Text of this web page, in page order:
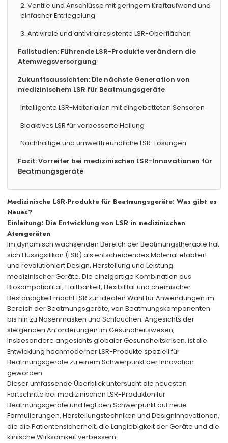
2. Ventile und Anschlüsse mit geringem Kraftaufwand und
einfacher Entriegelung
3. Antivirale und antiviralresistente LSR-Oberflächen
Fallstudien: Führende LSR-Produkte verändern die
Atemwegsversorgung
Zukunftsaussichten: Die nächste Generation von
medizinischem LSR für Beatmungsgeräte
Intelligente LSR-Materialien mit eingebetteten Sensoren
Bioaktives LSR für verbesserte Heilung
Nachhaltige und umweltfreundliche LSR-Lösungen
Fazit: Vorreiter bei medizinischen LSR-Innovationen für
Beatmungsgeräte
Medizinische LSR-Produkte für Beatmungsgeräte: Was gibt es
Neues?
Einleitung: Die Entwicklung von LSR in medizinischen
Atemgeräten
Im dynamisch wachsenden Bereich der Beatmungstherapie hat
sich Flüssigsilikon (LSR) als entscheidendes Material etabliert
und revolutioniert Design, Herstellung und Leistung
medizinischer Geräte. Die einzigartige Kombination aus
Biokompatibilität, Haltbarkeit, Flexibilität und chemischer
Beständigkeit macht LSR zur idealen Wahl für Anwendungen im
Bereich der Beatmungsgeräte, von Beatmungskomponenten
bis hin zu Nasenmasken und Schläuchen. Angesichts der
steigenden Anforderungen im Gesundheitswesen,
insbesondere angesichts globaler Gesundheitskrisen, ist die
Entwicklung hochmoderner LSR-Produkte speziell für
Beatmungsgeräte zu einem Schwerpunkt der Innovation
geworden.
Dieser umfassende Überblick untersucht die neuesten
Fortschritte bei medizinischen LSR-Produkten für
Beatmungsgeräte und legt den Schwerpunkt auf neue
Formulierungen, Herstellungstechniken und Designinnovationen,
die die Patientensicherheit, die Langlebigkeit der Geräte und die
klinische Wirksamkeit verbessern.